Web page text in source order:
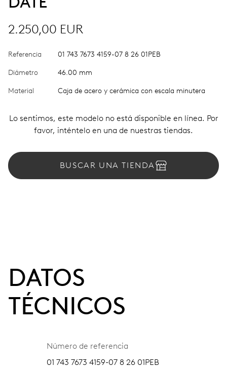
2.250,00 EUR
Referencia 01 743 7673 4159-07 8 26 01PEB
Diámetro 46.00 mm
Material Caja de acero y cerámica con escala minutera
Lo sentimos, este modelo no está disponible en línea. Por
favor, inténtelo en una de nuestras tiendas.
BUSCAR UNA TIENDA
DATOS
TÉCNICOS
Número de referencia
01 743 7673 4159-07 8 26 01PEB